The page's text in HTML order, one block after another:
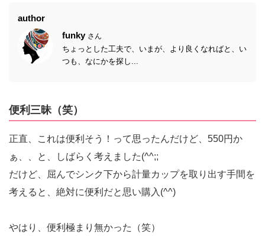
author
funky さん
ちょっとした工夫で、いまが、より良くなればと、い
つも、なにかを探し...
便利三昧（笑）
正直、これは便利そう！って思ったんだけど、550円か
ぁ、、と、しばらく考えました(^^;;
だけど、屈んでシンク下から計量カップを取り出す手間を
考えると、絶対に便利だと思い購入(^^)
やはり、便利極まり無かった（笑）